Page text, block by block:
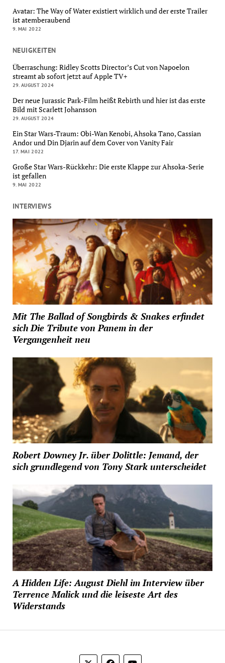
Avatar: The Way of Water existiert wirklich und der erste Trailer
ist atemberaubend
9. MAI 2022
NEUIGKEITEN
Überraschung: Ridley Scotts Director’s Cut von Napoelon
streamt ab sofort jetzt auf Apple TV+
29. AUGUST 2024
Der neue Jurassic Park-Film heißt Rebirth und hier ist das erste
Bild mit Scarlett Johansson
29. AUGUST 2024
Ein Star Wars-Traum: Obi-Wan Kenobi, Ahsoka Tano, Cassian
Andor und Din Djarin auf dem Cover von Vanity Fair
17. MAI 2022
Große Star Wars-Rückkehr: Die erste Klappe zur Ahsoka-Serie
ist gefallen
9. MAI 2022
INTERVIEWS
Mit The Ballad of Songbirds & Snakes erfindet
sich Die Tribute von Panem in der
Vergangenheit neu
Robert Downey Jr. über Dolittle: Jemand, der
sich grundlegend von Tony Stark unterscheidet
A Hidden Life: August Diehl im Interview über
Terrence Malick und die leiseste Art des
Widerstands